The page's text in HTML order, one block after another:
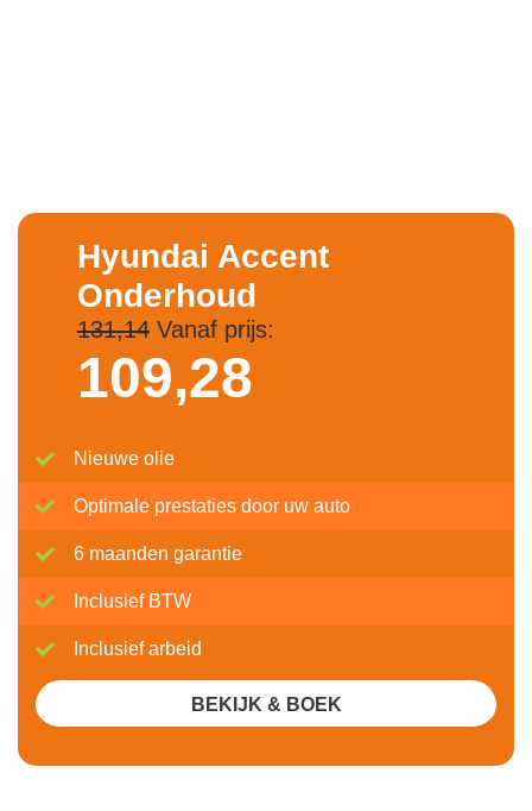
Hyundai Accent
Onderhoud
131,14Vanaf prijs:
109,28
Nieuwe olie
Optimale prestaties door uw auto
6 maanden garantie
Inclusief BTW
Inclusief arbeid
BEKIJK & BOEK